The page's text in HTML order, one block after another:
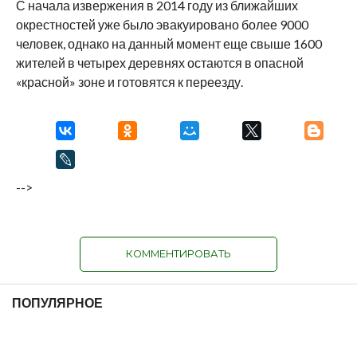
С начала извержения в 2014 году из ближайших
окрестностей уже было эвакуировано более 9000
человек, однако на данный момент еще свыше 1600
жителей в четырех деревнях остаются в опасной
«красной» зоне и готовятся к переезду.
-->
КОММЕНТИРОВАТЬ
ПОПУЛЯРНОЕ